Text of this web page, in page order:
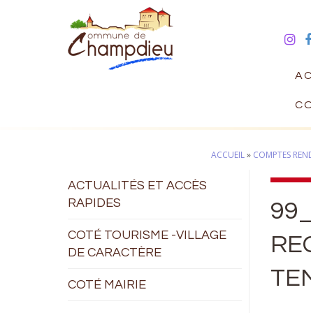
ACCUEIL» COMPTES
ACTUALITÉS ET ACCÈS
RAPIDES
COTÉ TOURISME -VILLAGE
DE CARACTÈRE
COTÉ MAIRIE